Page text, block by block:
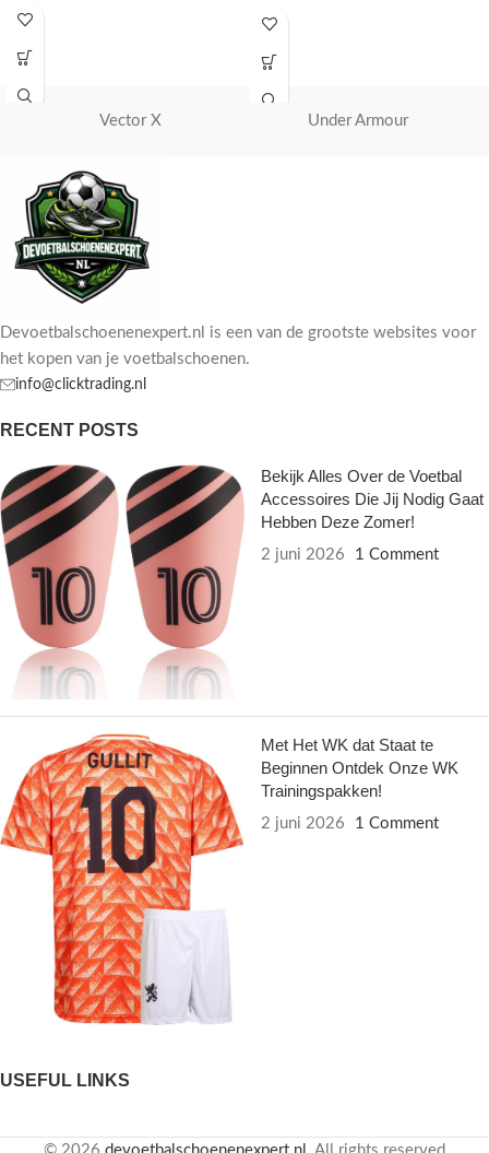
43.
Vector X Under Armour
Devoetbalschoenenexpert.nl is een van de grootste websites voor
het kopen van je voetbalschoenen.
info@clicktrading.nl
RECENT POSTS
Bekijk Alles Over de Voetbal
Accessoires Die Jij Nodig Gaat
Hebben Deze Zomer!
2 juni 2026 1 Comment
Met Het WK dat Staat te
Beginnen Ontdek Onze WK
Trainingspakken!
2 juni 2026 1 Comment
USEFUL LINKS